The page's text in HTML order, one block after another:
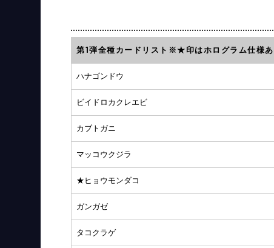
第1弾全種カードリスト※★印はホログラム仕様あ
ハナゴンドウ
ビイドロカクレエビ
カブトガニ
マッコウクジラ
★ヒョウモンダコ
ガンガゼ
タコクラゲ